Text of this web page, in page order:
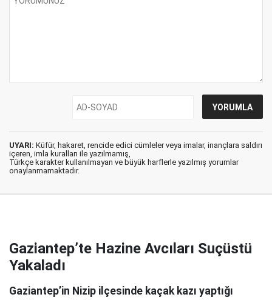
UYARI: Küfür, hakaret, rencide edici cümleler veya imalar, inançlara saldırı
içeren, imla kuralları ile yazılmamış,
Türkçe karakter kullanılmayan ve büyük harflerle yazılmış yorumlar
onaylanmamaktadır.
Gaziantep’te Hazine Avcıları Suçüstü
Yakaladı
Gaziantep’in Nizip ilçesinde kaçak kazı yaptığı